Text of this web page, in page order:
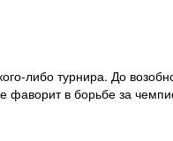
либо турнира. До
в борьбе за